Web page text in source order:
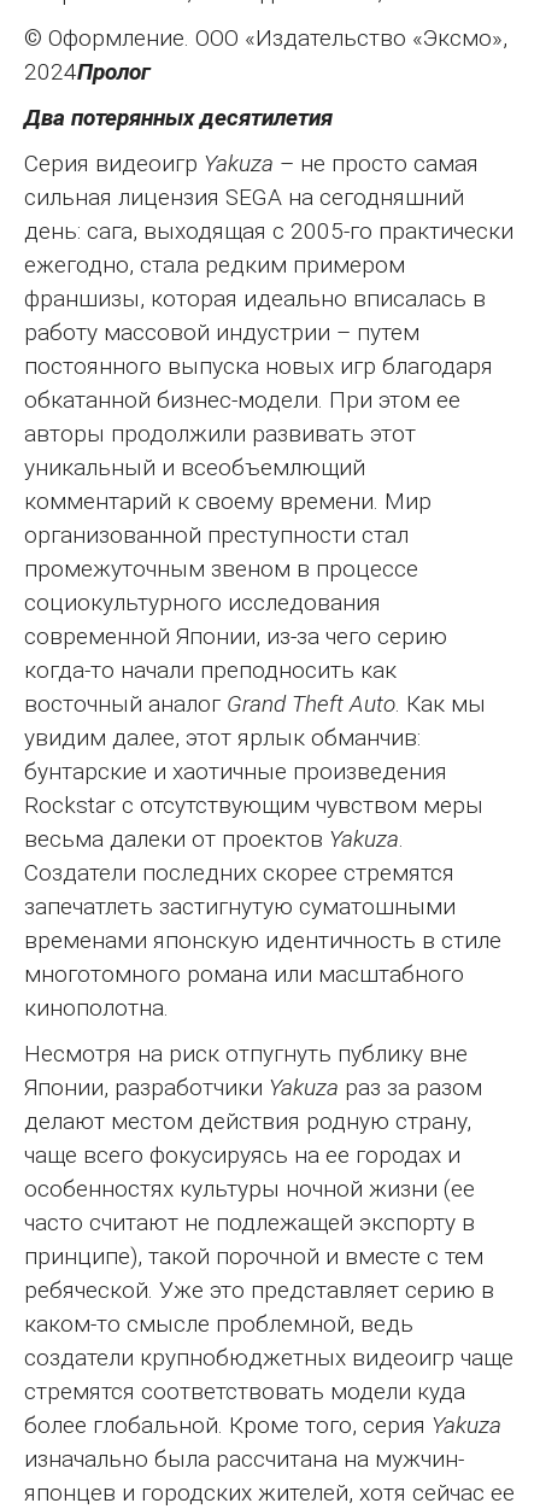
© Оформление. ООО «Издательство «Эксмо»,
2024Пролог
Два потерянных десятилетия
Серия видеоигр Yakuza – не просто самая
сильная лицензия SEGA на сегодняшний
день: сага, выходящая с 2005‐го практически
ежегодно, стала редким примером
франшизы, которая идеально вписалась в
работу массовой индустрии – путем
постоянного выпуска новых игр благодаря
обкатанной бизнес-модели. При этом ее
авторы продолжили развивать этот
уникальный и всеобъемлющий
комментарий к своему времени. Мир
организованной преступности стал
промежуточным звеном в процессе
социокультурного исследования
современной Японии, из-за чего серию
когда-то начали преподносить как
восточный аналог Grand Theft Auto. Как мы
увидим далее, этот ярлык обманчив:
бунтарские и хаотичные произведения
Rockstar с отсутствующим чувством меры
весьма далеки от проектов Yakuza.
Создатели последних скорее стремятся
запечатлеть застигнутую суматошными
временами японскую идентичность в стиле
многотомного романа или масштабного
кинополотна.
Несмотря на риск отпугнуть публику вне
Японии, разработчики Yakuza раз за разом
делают местом действия родную страну,
чаще всего фокусируясь на ее городах и
особенностях культуры ночной жизни (ее
часто считают не подлежащей экспорту в
принципе), такой порочной и вместе с тем
ребяческой. Уже это представляет серию в
каком-то смысле проблемной, ведь
создатели крупнобюджетных видеоигр чаще
стремятся соответствовать модели куда
более глобальной. Кроме того, серия Yakuza
изначально была рассчитана на мужчин-
японцев и городских жителей, хотя сейчас ее